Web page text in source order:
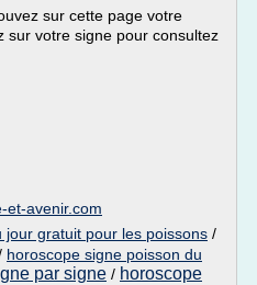
sur cette page votre
sur votre signe pour consultez
et-avenir.com
jour gratuit pour les poissons /
horoscope signe poisson du
par signe / horoscope